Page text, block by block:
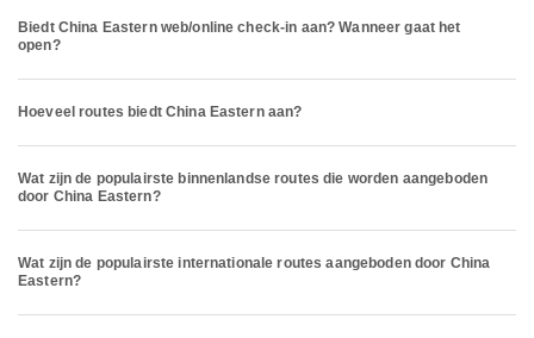
Biedt China Eastern web/online check-in aan? Wanneer gaat het
open?
Hoeveel routes biedt China Eastern aan?
Wat zijn de populairste binnenlandse routes die worden aangeboden
door China Eastern?
Wat zijn de populairste internationale routes aangeboden door China
Eastern?